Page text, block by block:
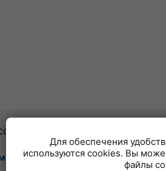
валют
Гродно
Для обеспечения
используются cookies. Вы
файлы